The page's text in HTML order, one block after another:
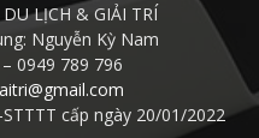
LỊCH & GIẢI TRÍ
Nguyễn Kỳ Nam
0949 789 796
cấp ngày 20/01/2022